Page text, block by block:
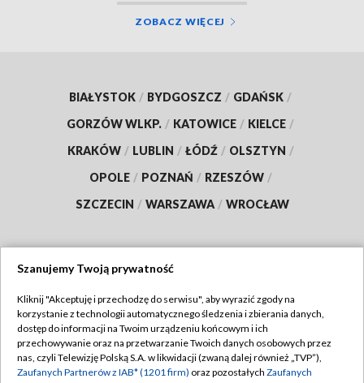
ZOBACZ WIĘCEJ
BIAŁYSTOK / BYDGOSZCZ / GDAŃSK /
GORZÓW WLKP. / KATOWICE / KIELCE /
KRAKÓW / LUBLIN / ŁÓDŹ / OLSZTYN /
OPOLE / POZNAŃ / RZESZÓW /
SZCZECIN / WARSZAWA / WROCŁAW
TVP
Abonament TVP
Emisja w TVP
Regulamin TVP
Polityka prywatności
Szanujemy Twoją prywatność
Kliknij "Akceptuję i przechodzę do serwisu", aby wyrazić zgody na
korzystanie z technologii automatycznego śledzenia i zbierania danych,
dostęp do informacji na Twoim urządzeniu końcowym i ich
przechowywanie oraz na przetwarzanie Twoich danych osobowych przez
nas, czyli Telewizję Polską S.A. w likwidacji (zwaną dalej również „TVP”),
Zaufanych Partnerów z IAB* (1201 firm) oraz pozostałych Zaufanych